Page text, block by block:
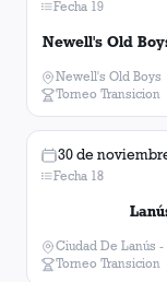
Nicolas Pasquini
Lucas Melano
Facundo
Fecha 19
Newell's Old
Newell's Old Boys
Torneo Transicion
30 de
Fecha 18
Ciudad De Lanús
Torneo Transicion